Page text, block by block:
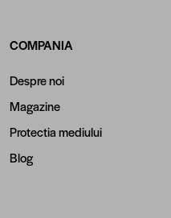
COMPANIA
Despre noi
Magazine
Protectia mediului
Blog